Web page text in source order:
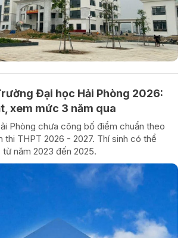
Đại học Hải Phòng 2026:
xem mức 3 năm qua
Phòng chưa công bố điểm chuẩn theo
thi THPT 2026 - 2027. Thí sinh có thể
năm 2023 đến 2025.